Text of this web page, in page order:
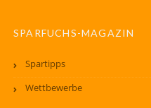
SPARFUCHS-MAGAZIN
Spartipps
Wettbewerbe